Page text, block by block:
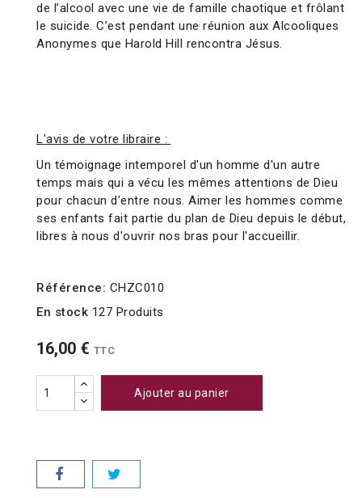
de l’alcool avec une vie de famille chaotique et frôlant
le suicide. C’est pendant une réunion aux Alcooliques
Anonymes que Harold Hill rencontra Jésus.
L'avis de votre libraire :
Un témoignage intemporel d'un homme d'un autre
temps mais qui a vécu les mêmes attentions de Dieu
pour chacun d'entre nous. Aimer les hommes comme
ses enfants fait partie du plan de Dieu depuis le début,
libres à nous d'ouvrir nos bras pour l'accueillir.
Référence: CHZC010
En stock 127 Produits
16,00 € TTC
Ajouter au panier